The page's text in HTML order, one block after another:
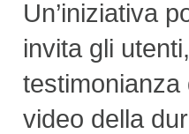
Un’iniziativa
invita gli
testimonianza
video della